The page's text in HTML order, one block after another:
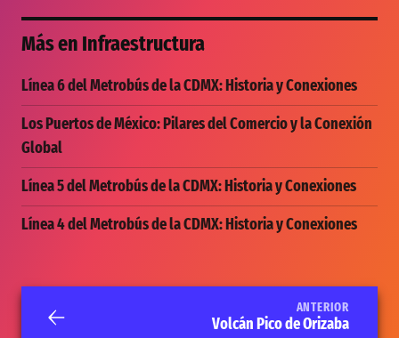
Más en Infraestructura
Línea 6 del Metrobús de la CDMX: Historia y Conexiones
Los Puertos de México: Pilares del Comercio y la Conexión
Global
Línea 5 del Metrobús de la CDMX: Historia y Conexiones
Línea 4 del Metrobús de la CDMX: Historia y Conexiones
ANTERIOR
Volcán Pico de Orizaba